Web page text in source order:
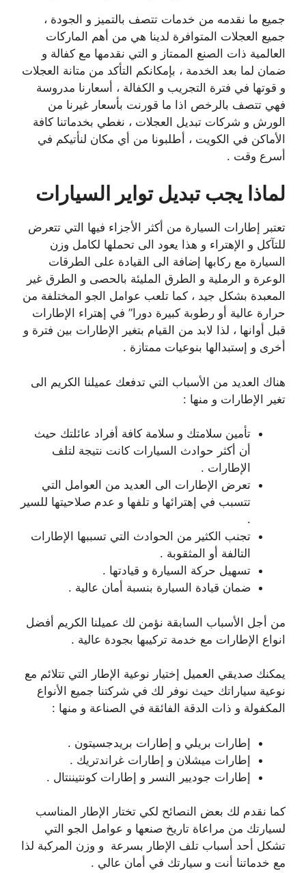
جميع ما نقدمه من خدمات تتصف بالتميز و الجودة ،
جميع العجلات المتوافرة لدينا هي من أهم الماركات
العالمية ذات الصنع الممتاز و التي نقدمها مع كفالة و
ضمان لما بعد الخدمة ، بإمكانكم التأكد من متانة العجلات
و قوتها في فترة التجريب و الكفالة ، أسعارنا مدروسة
فهي تتصف بالرخص اذا ما قورنت بأسعار غيرنا من
الورش و شركات تبديل العجلات ، نغطي بخدماتنا كافة
الأماكن في الكويت ، أطلبونا من أي مكان لنأتيكم في
أسرع وقت .
لماذا يجب تبديل تواير السيارات
تعتبر إطارات السيارة من أكثر الأجزاء فيها التي تتعرض
للتآكل و الإهتراء و هذا يعود الى تحملها لكامل وزن
السيارة مع ركابها إضافة الى القيادة على الطرقات
الوعرة و الرملية و الطرق المليئة بالحصى و الطرق غير
المعبدة بشكل جيد ، كما تلعب عوامل الجو المختلفة من
حرارة عالية أو رطوبة كبيرة دورا” في إهتراء الإطارات
قبل أوانها ، لذا لابد من القيام بتغير الإطارات بين فترة و
أخرى و إستبدالها بنوعيات ممتازة .
هناك العديد من الأسباب التي تدفعك عميلنا الكريم الى
تغير الإطارات و منها :
تأمين سلامتك و سلامة كافة أفراد عائلتك حيث
أن أكثر حوادث السيارات كانت نتيجة لتلف
الإطارات .
تعرض الإطارات الى العديد من العوامل التي
تتسبب في إهترائها و تلفها و عدم صلاحيتها للسير
.
تجنب الكثير من الحوادث التي تسببها الإطارات
التالفة أو المثقوبة .
تسهيل حركة السيارة و قيادتها .
ضمان قيادة السيارة بنسبة أمان عالية .
من أجل الأسباب السابقة نؤمن لك عميلنا الكريم أفضل
انواع الإطارات مع خدمة تركيبها بجودة عالية .
يمكنك صديقي العميل إختيار نوعية الإطار التي تتلائم مع
نوعية سياراتك حيث نوفر لك في شركتنا جميع الأنواع
المكفولة و ذات الدقة الفائقة في الصناعة و منها :
إطارات بريلي و إطارات بريدجسيتون .
إطارات ميشلان و إطارات غراندتريك .
إطارات جوديير النسر و إطارات كونتيننتال .
كما نقدم لك بعض النصائح لكي تختار الإطار المناسب
لسيارتك من مراعاة تاريخ صنعها و عوامل الجو التي
تشكل أحد أسباب تلف الإطار بسرعة و وزن المركبة لذا
مع خدماتنا أنت و سيارتك في أمان عالي .